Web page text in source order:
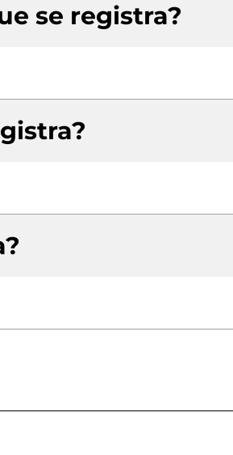
se registra?